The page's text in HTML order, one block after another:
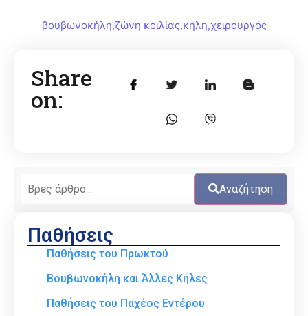
βουβωνοκήλη,ζώνη κοιλίας,κήλη,χειρουργός
Share
on:
Αναζήτηση
Παθήσεις
Παθήσεις του Πρωκτού
Βουβωνοκήλη και Άλλες Κήλες
Παθήσεις του Παχέος Εντέρου